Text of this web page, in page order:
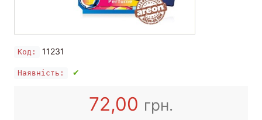
Код: 11231
Наявність: ✔
72,00 грн.